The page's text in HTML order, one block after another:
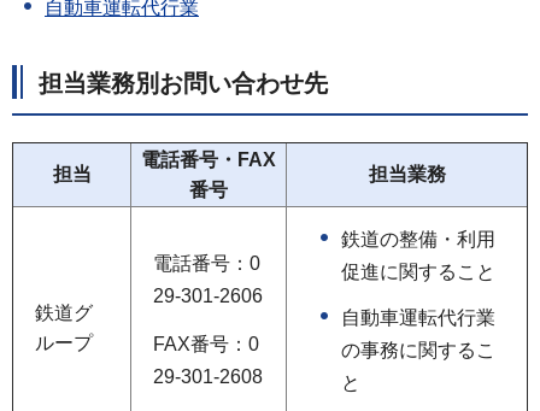
自動車運転代行業
担当業務別お問い合わせ先
担当
電話番号・FAX
番号
担当業務
鉄道グ
ループ
電話番号：0
29-301-2606
FAX番号：0
29-301-2608
鉄道の整備・利用
促進に関すること
自動車運転代行業
の事務に関するこ
と